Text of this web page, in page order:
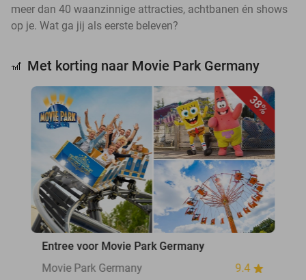
meer dan 40 waanzinnige attracties, achtbanen én shows
op je. Wat ga jij als eerste beleven?
🎢 Met korting naar Movie Park Germany
38%
Entree voor Movie Park Germany
Movie Park Germany
9.4